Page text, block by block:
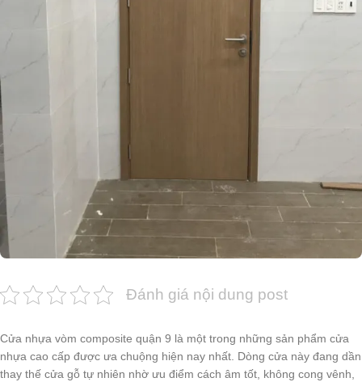
Đánh giá nội dung post
Cửa nhựa vòm composite quận 9 là một trong những sản phẩm cửa
nhựa cao cấp được ưa chuộng hiện nay nhất. Dòng cửa này đang dần
thay thế cửa gỗ tự nhiên nhờ ưu điểm cách âm tốt, không cong vênh,